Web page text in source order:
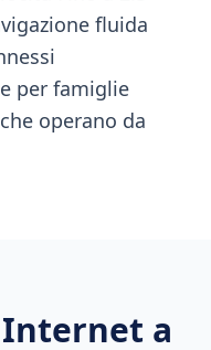
fluida
per famiglie
operano da
a